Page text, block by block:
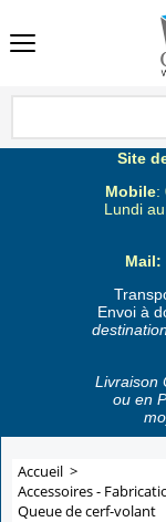
Site
Mobile:
Lundi
Mail:
Envoi à
Livraison
ou en
Accueil >
Accessoires -
Queue de cerf-volant